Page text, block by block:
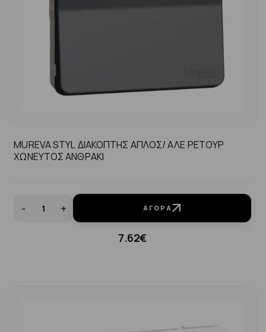
MUREVA STYL ΔΙΑΚΟΠΤΗΣ ΑΠΛΟΣ/ ΑΛΕ ΡΕΤΟΥΡ
ΧΩΝΕΥΤΟΣ ΑΝΘΡΑΚΙ
- + ΑΓΟΡΆ
7.62€